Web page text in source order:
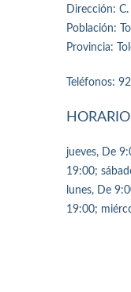
Dirección:
Población:
Provincia:
Teléfonos:
jueves, De
19:00;
lunes, De
19:00;